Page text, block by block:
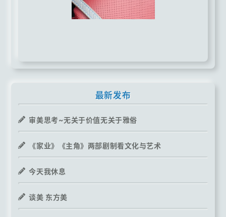
最新发布
审美思考~无关于价值无关于雅俗
《家业》《主角》两部剧制看文化与艺术
今天我休息
谈美 东方美